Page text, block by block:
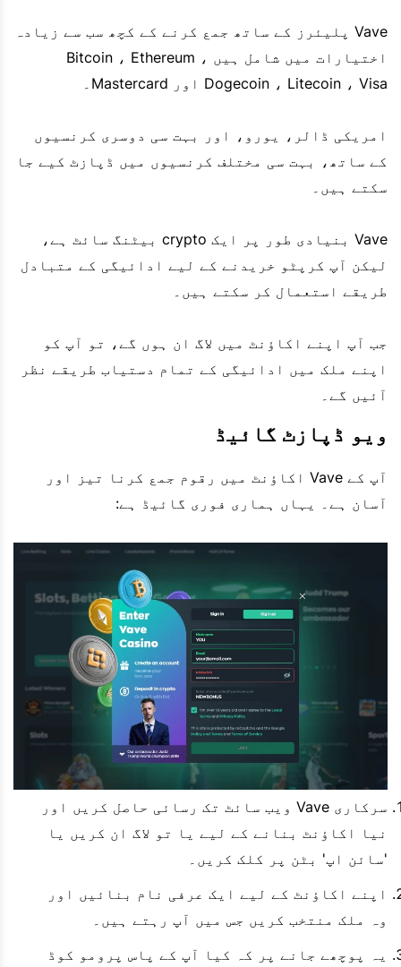
Vave پلیئرز کے ساتھ جمع کرنے کے کچھ سب سے زیادہ
اختیارات میں شامل ہیں Bitcoin ، Ethereum ،
Dogecoin ، Litecoin ، Visa اور Mastercard۔
امریکی ڈالر، یورو، اور بہت سی دوسری کرنسیوں
کے ساتھ، بہت سی مختلف کرنسیوں میں ڈپازٹ کیے جا
سکتے ہیں۔
Vave بنیادی طور پر ایک crypto بیٹنگ سائٹ ہے،
لیکن آپ کرپٹو خریدنے کے لیے ادائیگی کے متبادل
طریقے استعمال کر سکتے ہیں۔
جب آپ اپنے اکاؤنٹ میں لاگ ان ہوں گے، تو آپ کو
اپنے ملک میں ادائیگی کے تمام دستیاب طریقے نظر
آئیں گے۔
ویو ڈپازٹ گائیڈ
آپ کے Vave اکاؤنٹ میں رقوم جمع کرنا تیز اور
آسان ہے۔ یہاں ہماری فوری گائیڈ ہے:
سرکاری Vave ویب سائٹ تک رسائی حاصل کریں اور
نیا اکاؤنٹ بنانے کے لیے یا تو لاگ ان کریں یا
'سائن اپ' بٹن پر کلک کریں۔
اپنے اکاؤنٹ کے لیے ایک عرفی نام بنائیں اور
وہ ملک منتخب کریں جس میں آپ رہتے ہیں۔
یہ پوچھے جانے پر کہ کیا آپ کے پاس پرومو کوڈ